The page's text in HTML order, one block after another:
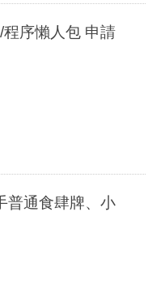
序懶人包 申請
普通食肆牌、小